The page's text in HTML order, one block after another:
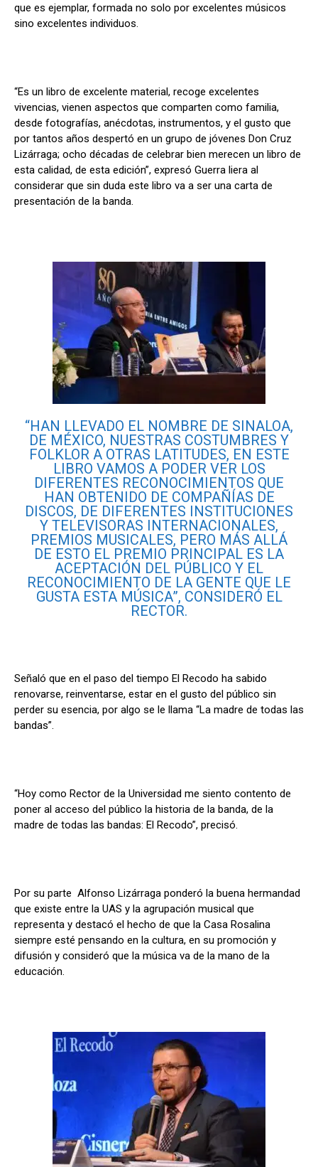
que es ejemplar, formada no solo por excelentes músicos
sino excelentes individuos.
“Es un libro de excelente material, recoge excelentes
vivencias, vienen aspectos que comparten como familia,
desde fotografías, anécdotas, instrumentos, y el gusto que
por tantos años despertó en un grupo de jóvenes Don Cruz
Lizárraga; ocho décadas de celebrar bien merecen un libro de
esta calidad, de esta edición”, expresó Guerra liera al
considerar que sin duda este libro va a ser una carta de
presentación de la banda.
“HAN LLEVADO EL NOMBRE DE SINALOA,
DE MÉXICO, NUESTRAS COSTUMBRES Y
FOLKLOR A OTRAS LATITUDES, EN ESTE
LIBRO VAMOS A PODER VER LOS
DIFERENTES RECONOCIMIENTOS QUE
HAN OBTENIDO DE COMPAÑÍAS DE
DISCOS, DE DIFERENTES INSTITUCIONES
Y TELEVISORAS INTERNACIONALES,
PREMIOS MUSICALES, PERO MÁS ALLÁ
DE ESTO EL PREMIO PRINCIPAL ES LA
ACEPTACIÓN DEL PÚBLICO Y EL
RECONOCIMIENTO DE LA GENTE QUE LE
GUSTA ESTA MÚSICA”, CONSIDERÓ EL
RECTOR.
Señaló que en el paso del tiempo El Recodo ha sabido
renovarse, reinventarse, estar en el gusto del público sin
perder su esencia, por algo se le llama “La madre de todas las
bandas”.
“Hoy como Rector de la Universidad me siento contento de
poner al acceso del público la historia de la banda, de la
madre de todas las bandas: El Recodo”, precisó.
Por su parte Alfonso Lizárraga ponderó la buena hermandad
que existe entre la UAS y la agrupación musical que
representa y destacó el hecho de que la Casa Rosalina
siempre esté pensando en la cultura, en su promoción y
difusión y consideró que la música va de la mano de la
educación.